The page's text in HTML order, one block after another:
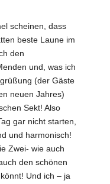
scheinen, dass
beste Laune im
den
und, was ich
(der Gäste
neuen Jahres)
Sekt! Also
gar nicht starten,
und harmonisch!
Zwei- wie auch
den schönen
Und ich – ja